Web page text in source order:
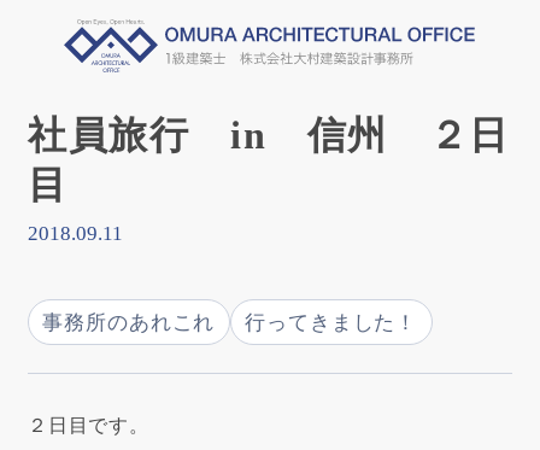
社員旅行 in 信州 ２日
目
2018.09.11
事務所のあれこれ 行ってきました！
２日目です。